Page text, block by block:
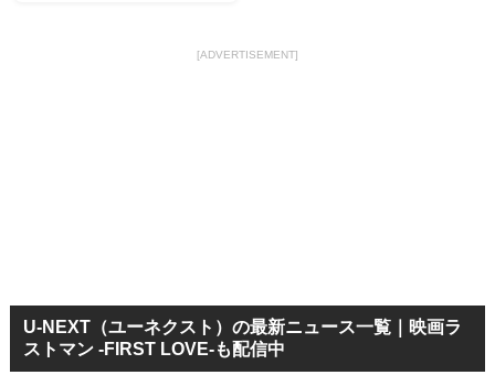
[ADVERTISEMENT]
U-NEXT（ユーネクスト）の最新ニュース一覧｜映画ラ
ストマン -FIRST LOVE-も配信中